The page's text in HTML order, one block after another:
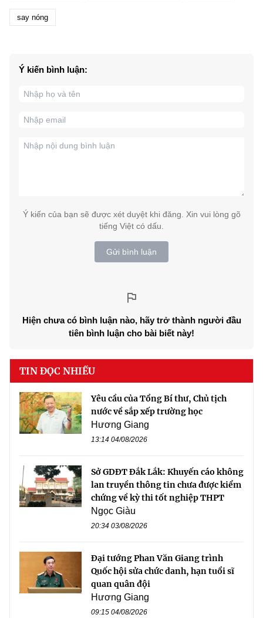
say nóng
Ý kiến bình luận:
Ý kiến của bạn sẽ được xét duyệt khi đăng. Xin vui lòng gõ
tiếng Việt có dấu.
Gửi bình luận
Hiện chưa có bình luận nào, hãy trở thành người đầu
tiên bình luận cho bài biết này!
TIN ĐỌC NHIỀU
Yêu cầu của Tổng Bí thư, Chủ tịch
nước về sắp xếp trường học
Hương Giang
13:14 04/08/2026
Sở GDĐT Đắk Lắk: Khuyến cáo không
lan truyền thông tin chưa được kiểm
chứng về kỳ thi tốt nghiệp THPT
Ngọc Giàu
20:34 03/08/2026
Đại tướng Phan Văn Giang trình
Quốc hội sửa chức danh, hạn tuổi sĩ
quan quân đội
Hương Giang
09:15 04/08/2026